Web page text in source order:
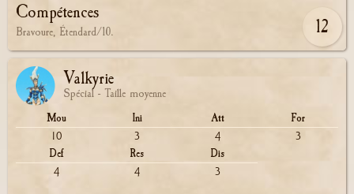
Compétences
Bravoure, Étendard/10. 12
Valkyrie
Spécial - Taille moyenne
Mou
10
Ini
3
Att
4
For
3
Def
4
Res
4
Dis
3